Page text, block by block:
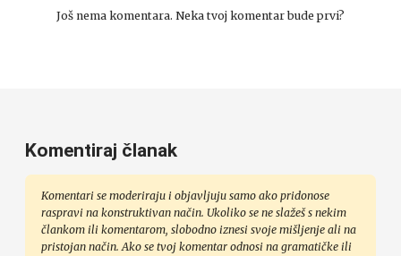
Još nema komentara. Neka tvoj komentar bude prvi?
Komentiraj članak
Komentari se moderiraju i objavljuju samo ako pridonose
raspravi na konstruktivan način. Ukoliko se ne slažeš s nekim
člankom ili komentarom, slobodno iznesi svoje mišljenje ali na
pristojan način. Ako se tvoj komentar odnosi na gramatičke ili